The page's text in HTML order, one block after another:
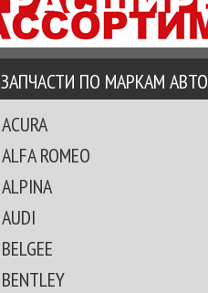
ЗАПЧАСТИ ПО МАРКАМ АВТО
ACURA
ALFA ROMEO
ALPINA
AUDI
BELGEE
BENTLEY